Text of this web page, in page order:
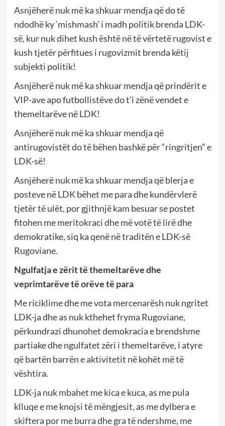
Asnjëherë nuk më ka shkuar mendja që do të
ndodhë ky ‘mishmash’ i madh politik brenda LDK-
së, kur nuk dihet kush është në të vërtetë rugovist e
kush tjetër përfitues i rugovizmit brenda këtij
subjekti politik!
Asnjëherë nuk më ka shkuar mendja që prindërit e
VIP-ave apo futbollistëve do t’i zënë vendet e
themeltarëve në LDK!
Asnjëherë nuk më ka shkuar mendja që
antirugovistët do të bëhen bashkë për “ringritjen” e
LDK-së!
Asnjëherë nuk më ka shkuar mendja që blerja e
posteve në LDK bëhet me para dhe kundërvlerë
tjetër të ulët, por gjithnjë kam besuar se postet
fitohen me meritokraci dhe më votë të lirë dhe
demokratike, siq ka qenë në traditën e LDK-së
Rugoviane.
Ngulfatja e zërit të themeltarëve dhe
veprimtarëve të orëve të para
Me riciklime dhe me vota mercenarësh nuk ngritet
LDK-ja dhe as nuk kthehet fryma Rugoviane,
përkundrazi dhunohet demokracia e brendshme
partiake dhe ngulfatet zëri i themeltarëve, i atyre
që bartën barrën e aktivitetit në kohët më të
vështira.
LDK-ja nuk mbahet me kica e kuca, as me pula
klluqe e me knojsi të mëngjesit, as me dylbera e
skiftera por me burra dhe gra të ndershme, me